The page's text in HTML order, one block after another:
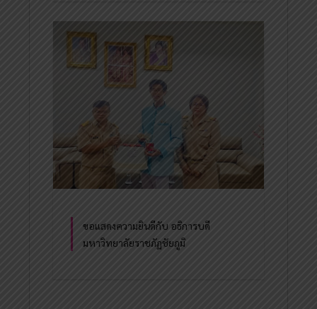
ขอแสดงความยินดีกับ อธิการบดี
มหาวิทยาลัยราชภัฏชัยภูมิ